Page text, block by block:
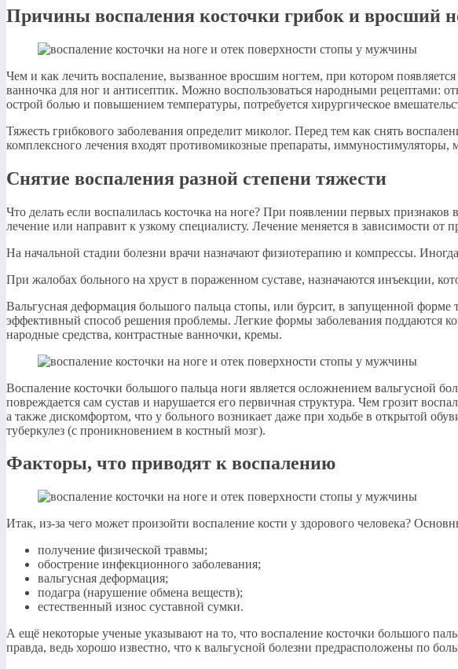
Причины воспаления косточки грибок и вросший
Чем и как лечить воспаление, вызванное вросшим ногтем, при котором
ванночка для ног и антисептик. Можно воспользоваться народными рецептами:
острой болью и повышением температуры, потребуется хирургическое
Тяжесть грибкового заболевания определит миколог. Перед тем как снять
комплексного лечения входят противомикозные препараты,
Снятие воспаления разной степени тяжести
Что делать если воспалилась косточка на ноге? При появлении первых
лечение или направит к узкому специалисту. Лечение меняется в зависимости
На начальной стадии болезни врачи назначают физиотерапию и компрессы.
При жалобах больного на хруст в пораженном суставе, назначаются инъекции,
Вальгусная деформация большого пальца стопы, или бурсит, в запущенной
эффективный способ решения проблемы. Легкие формы заболевания поддаются
народные средства, контрастные ванночки, кремы.
Воспаление косточки большого пальца ноги является осложнением вальгусной
повреждается сам сустав и нарушается его первичная структура. Чем грозит
а также дискомфортом, что у больного возникает даже при ходьбе в открытой
туберкулез (с проникновением в костный мозг).
Факторы, что приводят к воспалению
Итак, из-за чего может произойти воспаление кости у здорового человека?
получение физической травмы;
обострение инфекционного заболевания;
вальгусная деформация;
подагра (нарушение обмена веществ);
естественный износ суставной сумки.
А ещё некоторые ученые указывают на то, что воспаление косточки большого
правда, ведь хорошо известно, что к вальгусной болезни предрасположены по